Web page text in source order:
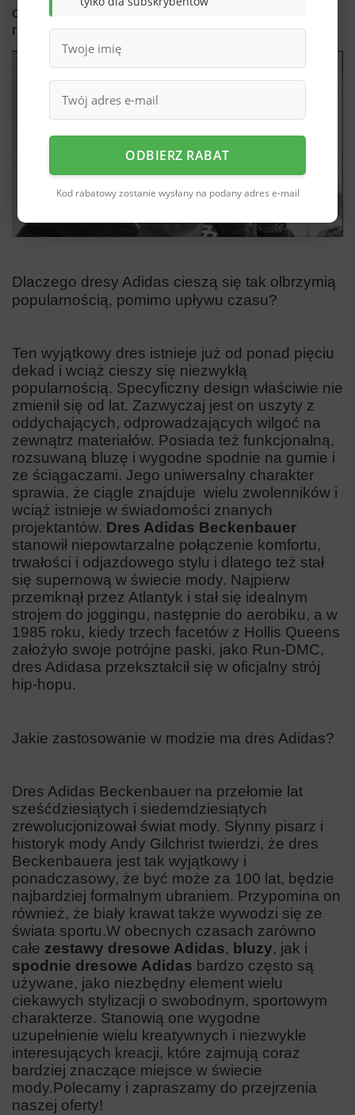
okresie projektanci poprowadzili je wzdłuż
ramion i nogawek dresowych spodni.
Dlaczego dresy Adidas cieszą się tak olbrzymią
popularnością, pomimo upływu czasu?
Ten wyjątkowy dres istnieje już od ponad pięciu
dekad i wciąż cieszy się niezwykłą
popularnością. Specyficzny design właściwie nie
zmienił się od lat. Zazwyczaj jest on uszyty z
oddychających, odprowadzających wilgoć na
zewnątrz materiałów. Posiada też funkcjonalną,
rozsuwaną bluzę i wygodne spodnie na gumie i
ze ściągaczami. Jego uniwersalny charakter
sprawia, że ciągle znajduje wielu zwolenników i
wciąż istnieje w świadomości znanych
projektantów. Dres Adidas Beckenbauer
stanowił niepowtarzalne połączenie komfortu,
trwałości i odjazdowego stylu i dlatego też stał
się supernową w świecie mody. Najpierw
przemknął przez Atlantyk i stał się idealnym
strojem do joggingu, następnie do aerobiku, a w
1985 roku, kiedy trzech facetów z Hollis Queens
założyło swoje potrójne paski, jako Run-DMC,
dres Adidasa przekształcił się w oficjalny strój
hip-hopu.
Jakie zastosowanie w modzie ma dres Adidas?
Dres Adidas Beckenbauer na przełomie lat
sześćdziesiątych i siedemdziesiątych
zrewolucjonizował świat mody. Słynny pisarz i
historyk mody Andy Gilchrist twierdzi, że dres
Beckenbauera jest tak wyjątkowy i
ponadczasowy, że być może za 100 lat, będzie
najbardziej formalnym ubraniem. Przypomina on
również, że biały krawat także wywodzi się ze
świata sportu.W obecnych czasach zarówno
całe zestawy dresowe Adidas, bluzy, jak i
spodnie dresowe Adidas bardzo często są
używane, jako niezbędny element wielu
ciekawych stylizacji o swobodnym, sportowym
charakterze. Stanowią one wygodne
uzupełnienie wielu kreatywnych i niezwykle
interesujących kreacji, które zajmują coraz
bardziej znaczące miejsce w świecie
mody.Polecamy i zapraszamy do przejrzenia
naszej oferty!
ODBIERZ RABAT
Kod rabatowy zostanie wysłany na podany adres e-mail